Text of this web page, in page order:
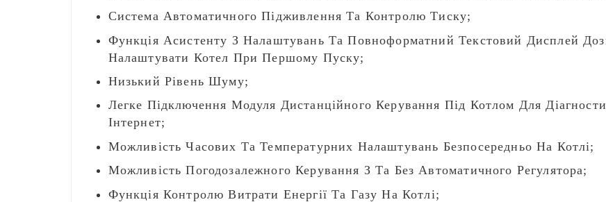
Система Автоматичного Підживлення Та Контролю Тиску;
Функція Асистенту З Налаштувань Та Повноформатний Текстовий Дисплей
Налаштувати Котел При Першому Пуску;
Низький Рівень Шуму;
Легке Підключення Модуля Дистанційного Керування Під Котлом Для
Інтернет;
Можливість Часових Та Температурних Налаштувань Безпосередньо На Котлі;
Можливість Погодозалежного Керування З Та Без Автоматичного Регулятора;
Функція Контролю Витрати Енергії Та Газу На Котлі;